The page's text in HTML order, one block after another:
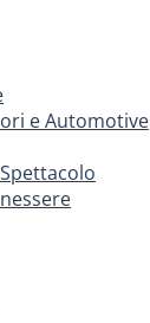
e Automotive